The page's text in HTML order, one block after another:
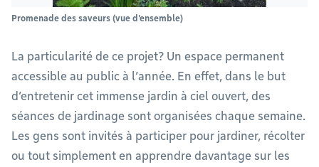
Promenade des saveurs (vue d'ensemble)
La particularité de ce projet? Un espace permanent
accessible au public à l’année. En effet, dans le but
d’entretenir cet immense jardin à ciel ouvert, des
séances de jardinage sont organisées chaque semaine.
Les gens sont invités à participer pour jardiner, récolter
ou tout simplement en apprendre davantage sur les